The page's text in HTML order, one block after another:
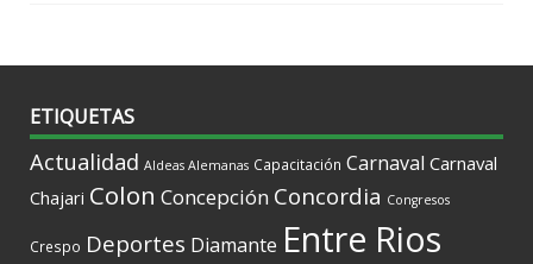
ETIQUETAS
Actualidad Aldeas Alemanas Capacitación Carnaval Carnaval
Chajari Colon Concepción Concordia Congresos
Crespo Deportes Diamante Entre Rios